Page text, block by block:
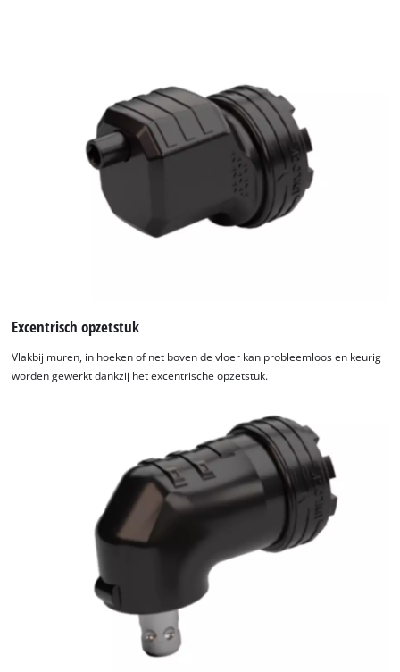
Excentrisch opzetstuk
Vlakbij muren, in hoeken of net boven de vloer kan probleemloos en keurig
worden gewerkt dankzij het excentrische opzetstuk.